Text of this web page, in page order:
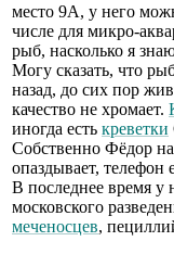
место 9А, у него
числе для микро-
рыб, насколько я
Могу сказать, что
назад, до сих пор
качество не хромает.
иногда есть креветки
Собственно Фёдор на
опаздывает, телефон
В последнее время у
московского
меченосцев,